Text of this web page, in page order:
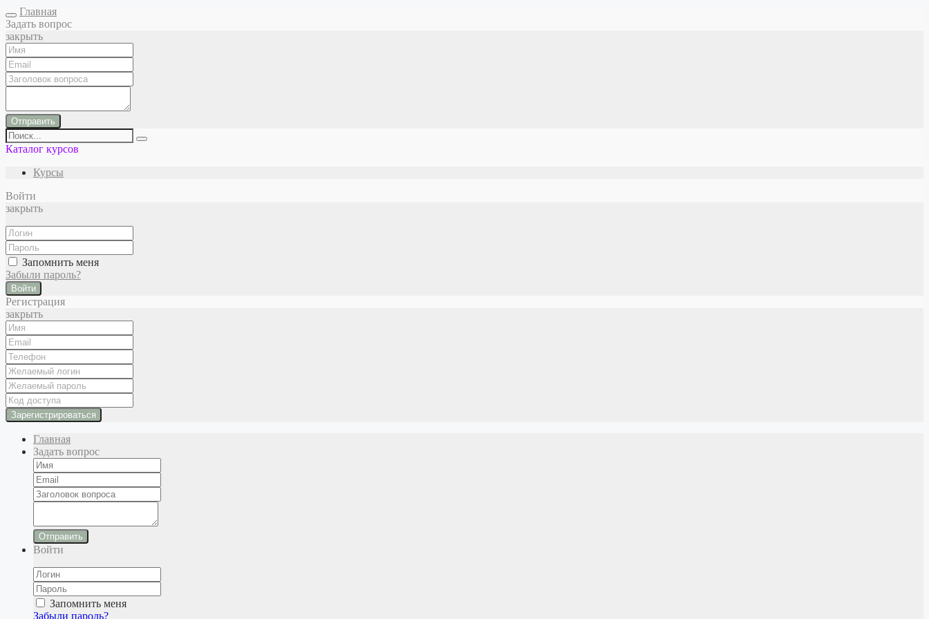
Главная
Задать вопрос
закрыть
Отправить
Каталог курсов
Курсы
Войти
закрыть
Запомнить меня
Забыли пароль?
Войти
Регистрация
закрыть
Главная
Задать вопрос
Отправить
Войти
Запомнить меня
Забыли пароль?